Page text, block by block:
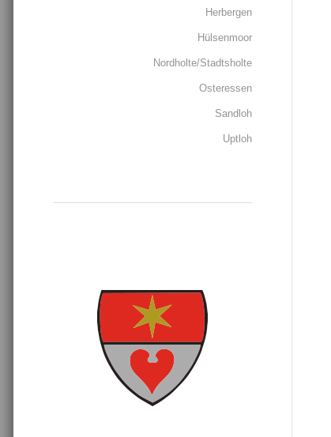
Herbergen
Hülsenmoor
Nordholte/Stadtsholte
Osteressen
Sandloh
Uptloh